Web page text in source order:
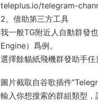
​teleplus.io/telegram-
2、借助第三方工具
我一般TG附近人自動群發
Engine）爲例。
選擇餘貓紙飛機群發助手
圖片截取自谷歌插件
輸入你想搜索的群組類型，